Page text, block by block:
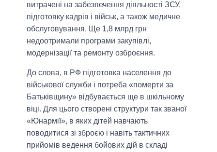
витрачені на забезпечення діяльності ЗСУ,
підготовку кадрів і військ, а також медичне
обслуговування. Ще 1,8 млрд грн
недоотримали програми закупівлі,
модернізації та ремонту озброєння.
До слова, в РФ підготовка населення до
військової служби і потреба «померти за
Батьківщину» відбувається ще в шкільному
віці. Для цього створені структури так званої
«Юнармії», в яких дітей навчають
поводитися зі зброєю і навіть тактичних
прийомів ведення бойових дій в складі